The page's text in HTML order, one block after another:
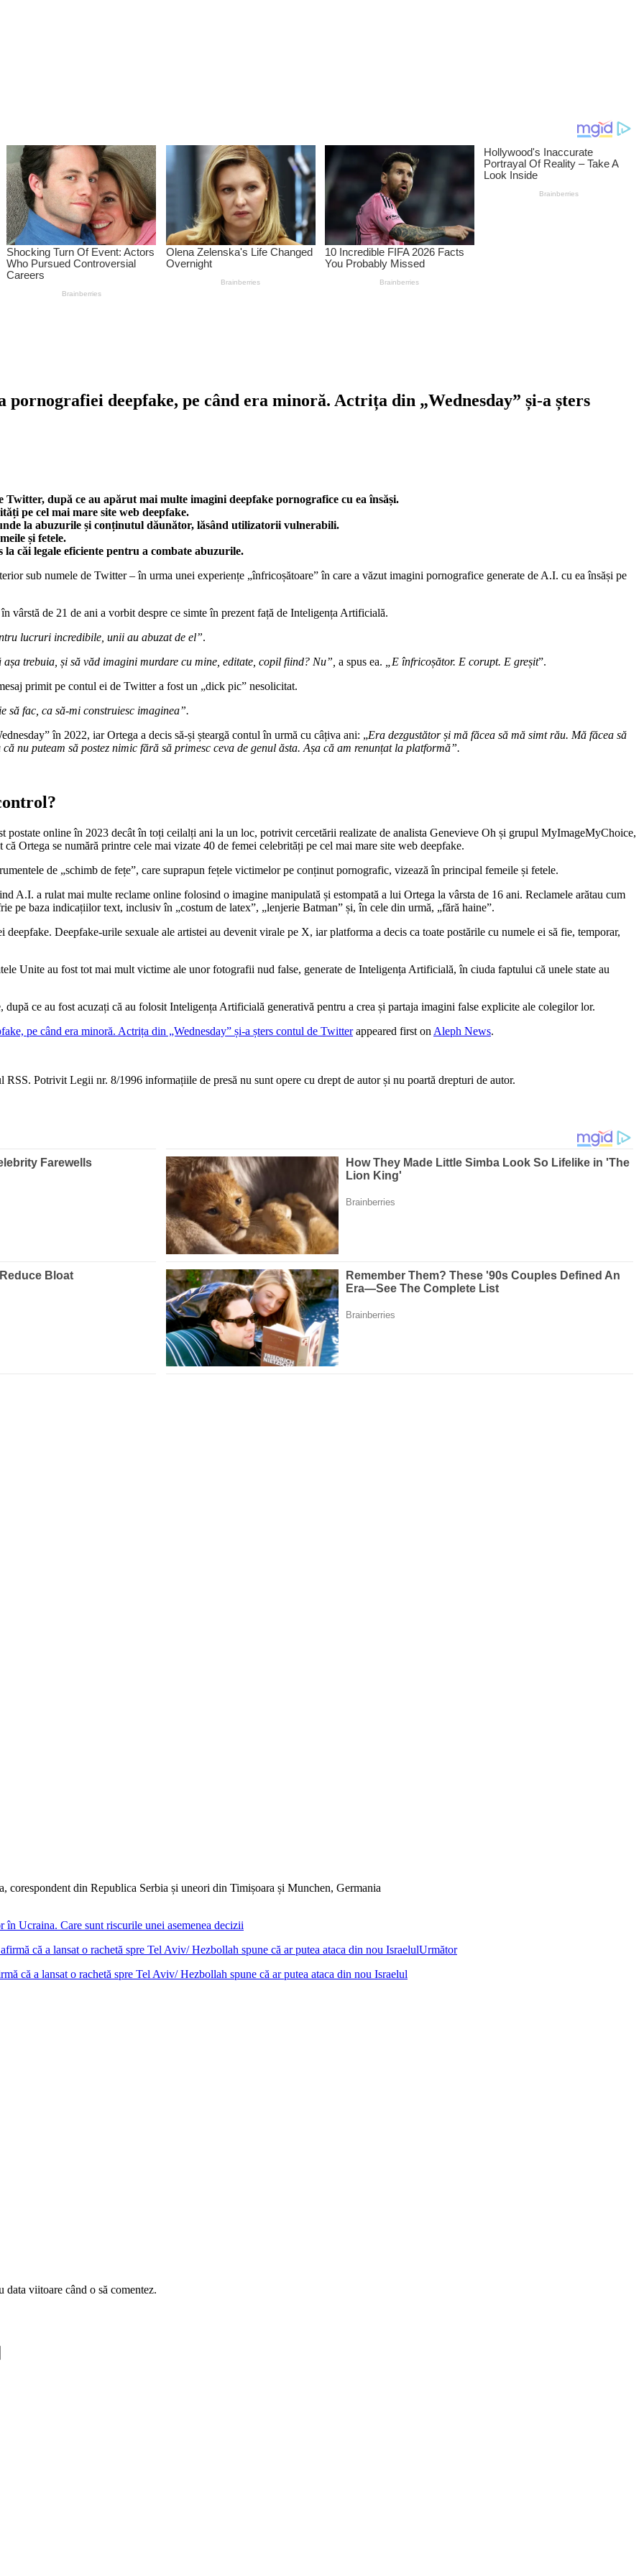
deepfake, pe când era minoră. Actrița din „Wednesday” și-a șters
Twitter, după ce au apărut mai multe imagini deepfake pornografice cu ea însăși.
pe cel mai mare site web deepfake.
la abuzurile și conținutul dăunător, lăsând utilizatorii vulnerabili.
și fetele.
la căi legale eficiente pentru a combate abuzurile.
sub numele de Twitter – în urma unei experiențe „înfricoșătoare” în care a văzut imagini pornografice generate de A.I. cu ea însăși pe
de 21 de ani a vorbit despre ce simte în prezent față de Inteligența Artificială.
lucruri incredibile, unii au abuzat de el”.
trebuia, și să văd imagini murdare cu mine, editate, copil fiind? Nu”, a spus ea. „E înfricoșător. E corupt. E greșit”.
primit pe contul ei de Twitter a fost un „dick pic” nesolicitat.
să fac, ca să-mi construiesc imaginea”.
în 2022, iar Ortega a decis să-și șteargă contul în urmă cu câțiva ani: „Era dezgustător și mă făcea să mă simt rău. Mă făcea să
nu puteam să postez nimic fără să primesc ceva de genul ăsta. Așa că am renunțat la platformă”.
online în 2023 decât în toți ceilalți ani la un loc, potrivit cercetării realizate de analista Genevieve Oh și grupul MyImageMyChoice,
Ortega se numără printre cele mai vizate 40 de femei celebrități pe cel mai mare site web deepfake.
de „schimb de fețe”, care suprapun fețele victimelor pe conținut pornografic, vizează în principal femeile și fetele.
A.I. a rulat mai multe reclame online folosind o imagine manipulată și estompată a lui Ortega la vârsta de 16 ani. Reclamele arătau cum
pe baza indicațiilor text, inclusiv în „costum de latex”, „lenjerie Batman” și, în cele din urmă, „fără haine”.
Deepfake-urile sexuale ale artistei au devenit virale pe X, iar platforma a decis ca toate postările cu numele ei să fie, temporar,
Unite au fost tot mai mult victime ale unor fotografii nud false, generate de Inteligența Artificială, în ciuda faptului că unele state au
ce au fost acuzați că au folosit Inteligența Artificială generativă pentru a crea și partaja imagini false explicite ale colegilor lor.
pe când era minoră. Actrița din „Wednesday” și-a șters contul de Twitterappeared first on Aleph News.
Potrivit Legii nr. 8/1996 informațiile de presă nu sunt opere cu drept de autor și nu poartă drepturi de autor.
corespondent din Republica Serbia și uneori din Timișoara și Munchen, Germania
Ucraina. Care sunt riscurile unei asemenea decizii
Următor
că a lansat o rachetă spre Tel Aviv/ Hezbollah spune că ar putea ataca din nou Israelul
viitoare când o să comentez.